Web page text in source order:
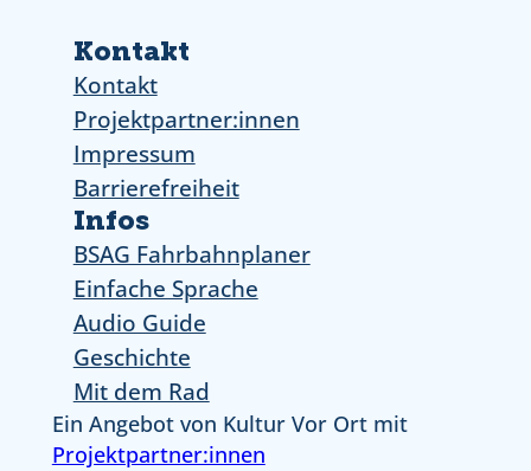
Ein Angebot von Kultur Vor Ort mit
Projektpartner:innen
Infos
BSAG Fahrbahnplaner
Einfache Sprache
Audio Guide
Geschichte
Mit dem Rad
Kontakt
Kontakt
Projektpartner:innen
Impressum
Barrierefreiheit